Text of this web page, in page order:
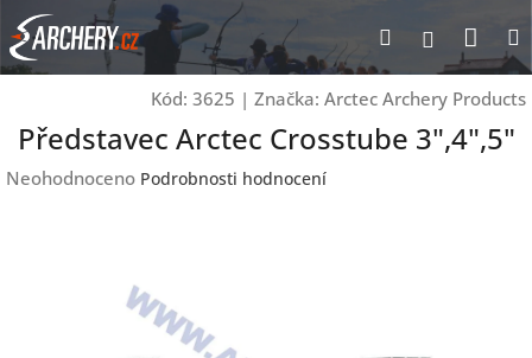
Přejít
na
obsah
Hledat
Kód: 3625 | Značka: Arctec Archery Products
Představec Arctec Crosstube 3",4",5"
Průměrné
Neohodnoceno Podrobnosti hodnocení